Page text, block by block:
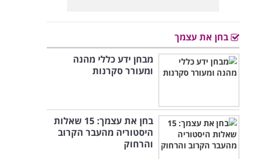
בחן את עצמך
מבחן ידע כללי מהנה
ומעורר סקרנות
בחן את עצמך: 15 שאלות
היסטוריה מהעבר הקרוב
והרחוק